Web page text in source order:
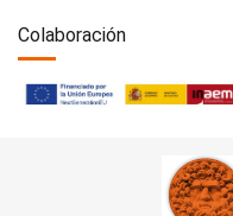
Colaboración